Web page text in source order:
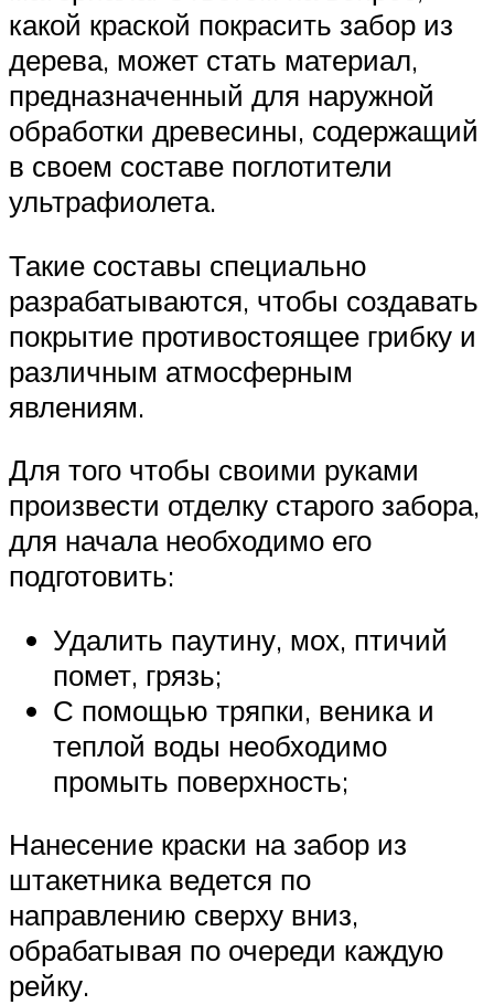
какой краской покрасить забор из
дерева, может стать материал,
предназначенный для наружной
обработки древесины, содержащий
в своем составе поглотители
ультрафиолета.
Такие составы специально
разрабатываются, чтобы создавать
покрытие противостоящее грибку и
различным атмосферным
явлениям.
Для того чтобы своими руками
произвести отделку старого забора,
для начала необходимо его
подготовить:
Удалить паутину, мох, птичий
помет, грязь;
С помощью тряпки, веника и
теплой воды необходимо
промыть поверхность;
Нанесение краски на забор из
штакетника ведется по
направлению сверху вниз,
обрабатывая по очереди каждую
рейку.